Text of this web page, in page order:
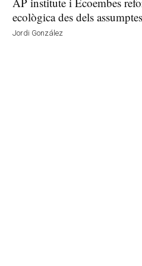
ecològica des dels
Jordi González